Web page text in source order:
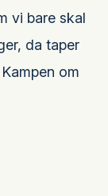
vi bare skal
da taper
om